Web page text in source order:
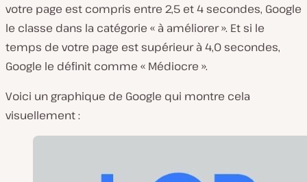
votre page est compris entre 2,5 et 4 secondes, Google
le classe dans la catégorie « à améliorer ». Et si le
temps de votre page est supérieur à 4,0 secondes,
Google le définit comme « Médiocre ».
Voici un graphique de Google qui montre cela
visuellement :